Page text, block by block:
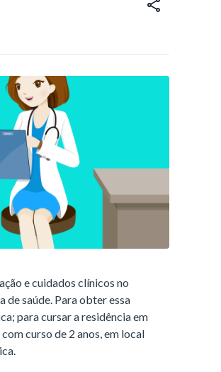
e cuidados clínicos no
de saúde. Para obter essa
para cursar a residência em
curso de 2 anos, em local